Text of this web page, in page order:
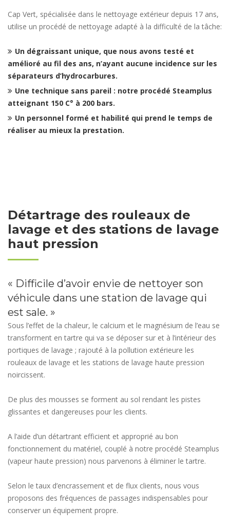
Cap Vert, spécialisée dans le nettoyage extérieur depuis 17 ans,
utilise un procédé de nettoyage adapté à la difficulté de la tâche:
Un dégraissant unique, que nous avons testé et
amélioré au fil des ans, n’ayant aucune incidence sur les
séparateurs d’hydrocarbures.
Une technique sans pareil : notre procédé Steamplus
atteignant 150 C° à 200 bars.
Un personnel formé et habilité qui prend le temps de
réaliser au mieux la prestation.
Détartrage des rouleaux de
lavage et des stations de lavage
haut pression
« Difficile d’avoir envie de nettoyer son
véhicule dans une station de lavage qui
est sale. »
Sous l’effet de la chaleur, le calcium et le magnésium de l’eau se
transforment en tartre qui va se déposer sur et à l’intérieur des
portiques de lavage ; rajouté à la pollution extérieure les
rouleaux de lavage et les stations de lavage haute pression
noircissent.
De plus des mousses se forment au sol rendant les pistes
glissantes et dangereuses pour les clients.
A l’aide d’un détartrant efficient et approprié au bon
fonctionnement du matériel, couplé à notre procédé Steamplus
(vapeur haute pression) nous parvenons à éliminer le tartre.
Selon le taux d’encrassement et de flux clients, nous vous
proposons des fréquences de passages indispensables pour
conserver un équipement propre.